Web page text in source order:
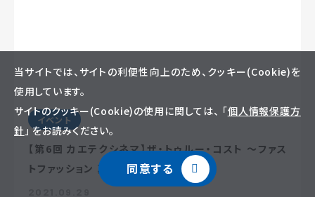
イベント
【第6回 カエテクシネマ】ザ・トゥルー・コスト ～ファス
トファッション 真の代償～
当サイトでは、サイトの利便性向上のため、クッキー(Cookie)を
使用しています。
サイトのクッキー(Cookie)の使用に関しては、 「個人情報保護方
針」 をお読みください。
同意する